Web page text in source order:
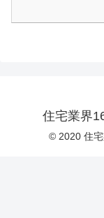
住宅業界
© 2020 住